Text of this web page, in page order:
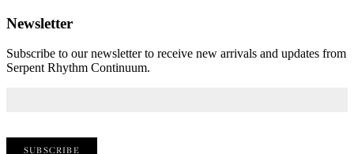
Newsletter
Subscribe to our newsletter to receive new arrivals and updates from
Serpent Rhythm Continuum.